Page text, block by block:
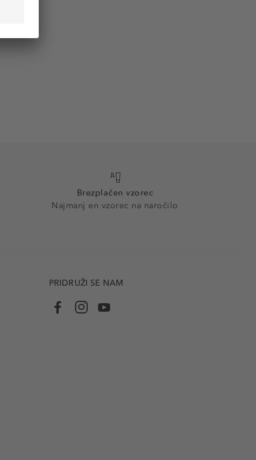
Brezplačen vzorec
Najmanj en vzorec na naročilo
PRIDRUŽI SE NAM